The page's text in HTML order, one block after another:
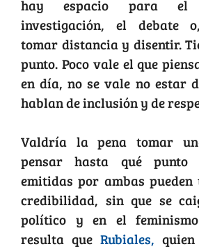
hay espacio para el
investigación, el debate
tomar distancia y disentir.
punto. Poco vale el que
en día, no se vale no estar
hablan de inclusión y de
Valdría la pena tomar
pensar hasta qué punto
emitidas por ambas
credibilidad, sin que se
político y en el
resulta que Rubiales,